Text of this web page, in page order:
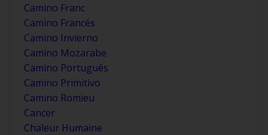
Camino Franc
Camino Francés
Camino Invierno
Camino Mozarabe
Camino Português
Camino Primitivo
Camino Romieu
Cancer
Chaleur Humaine